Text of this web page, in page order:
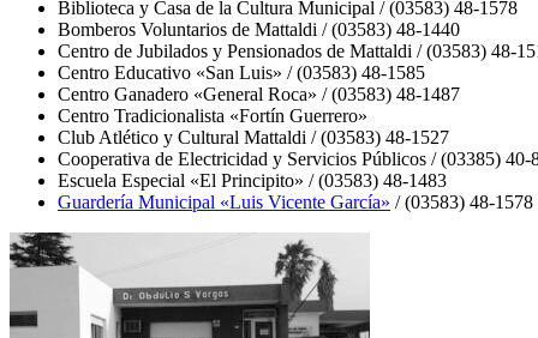
Biblioteca y Casa de la Cultura Municipal / (03583) 48-1578
Bomberos Voluntarios de Mattaldi / (03583) 48-1440
Centro de Jubilados y Pensionados de Mattaldi / (03583) 48-
Centro Educativo «San Luis» / (03583) 48-1585
Centro Ganadero «General Roca» / (03583) 48-1487
Centro Tradicionalista «Fortín Guerrero»
Club Atlético y Cultural Mattaldi / (03583) 48-1527
Cooperativa de Electricidad y Servicios Públicos / (03385) 40-
Escuela Especial «El Principito» / (03583) 48-1483
Guardería Municipal «Luis Vicente García» / (03583) 48-1578